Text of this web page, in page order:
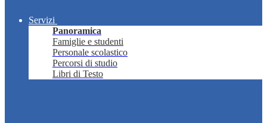
Servizi
Panoramica
Famiglie e studenti
Personale scolastico
Percorsi di studio
Libri di Testo